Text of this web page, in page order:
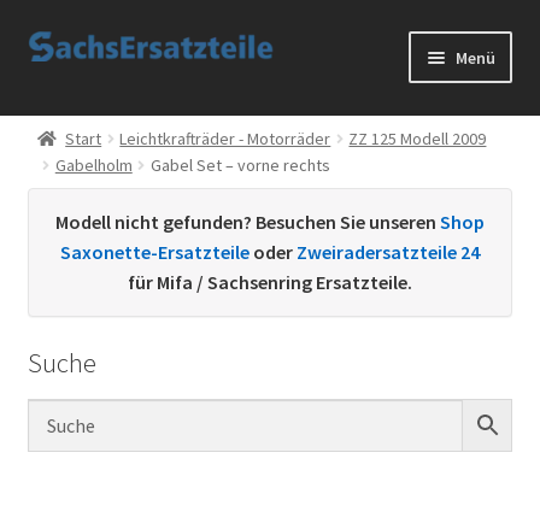
Zur
Zum
Menü
Start
AGB
Datenschutzerklärung
Kontakt
Sachs Ersatzteile
Start Leichtkrafträder - Motorräder
ZZ 125 Modell 2009
Gabelholm
Gabel Set – vorne rechts
Modell nicht gefunden? Besuchen Sie unseren Shop
Saxonette-Ersatzteile oder Zweiradersatzteile 24
für Mifa / Sachsenring Ersatzteile.
Suche